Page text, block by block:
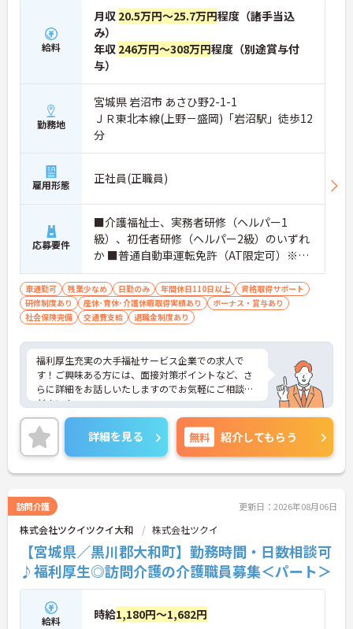
給料
月収 20.5万円～25.7万円程度（諸手当込
み）
年収 246万円～308万円程度（別途賞与付
与）
勤務地
宮城県 岩沼市 あさひ野2-1-1
ＪＲ東北本線(上野－盛岡)「岩沼駅」徒歩12
分
雇用形態 正社員(正職員)
応募要件
■介護福祉士、実務者研修（ヘルパー1
級）、初任者研修（ヘルパー2級）のいずれ
か ■普通自動車運転免許（AT限定可）※ペ
ーパードライバー不可
車通勤可 残業少なめ 日勤のみ 年間休日110日以上
資格取得サポート
研修制度あり
産休･育休･介護休暇取得実績あり
ボーナス・賞与あり
社会保険完備
交通費支給 退職金制度あり
福利厚生充実の大手福祉サービス企業での求人で
す！ご興味ある方には、面接対策ポイントなど、さ
らに詳細をお話しいたしますのでお気軽にご相談く
ださい！
詳細を見る 無料 紹介してもらう
訪問介護 更新日：2026年08月06日
株式会社ツクイツクイ大和 株式会社ツクイ
【宮城県／黒川郡大和町】勤務時間・日数相談可
♪福利厚生◎訪問介護の介護職員募集＜パート＞
給料 時給1,180円～1,682円